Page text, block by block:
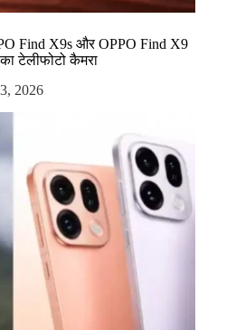
Find X9s और OPPO Find X9
टेलीफोटो कैमरा
2026